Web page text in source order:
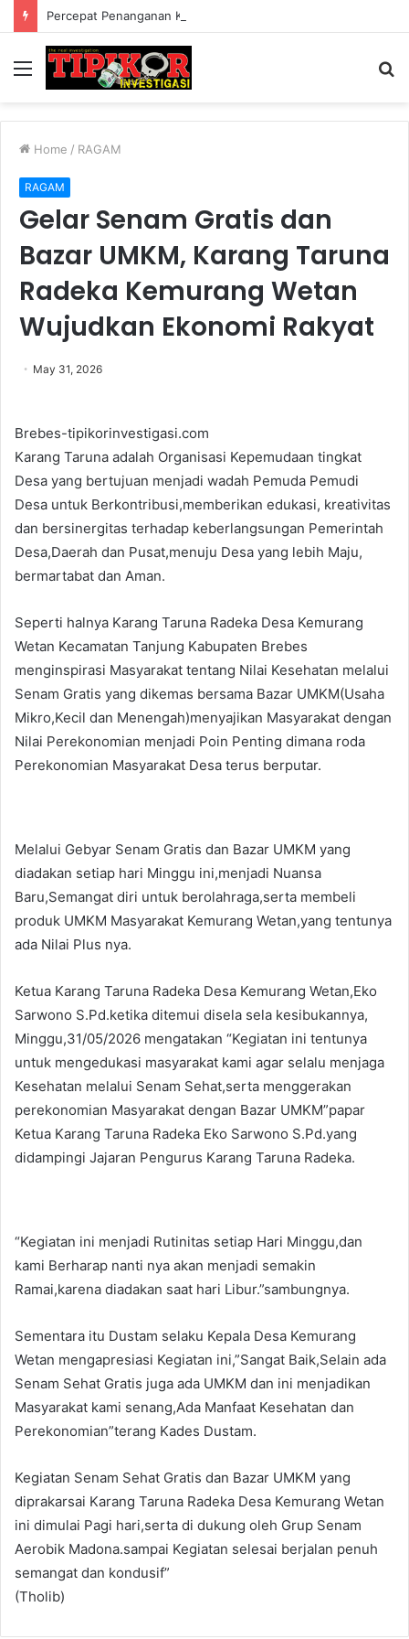
Menu
Home / RAGAM
RAGAM
Gelar Senam Gratis dan
Bazar UMKM, Karang Taruna
Radeka Kemurang Wetan
Wujudkan Ekonomi Rakyat
May 31, 2026
Brebes-tipikorinvestigasi.com
Karang Taruna adalah Organisasi Kepemudaan tingkat
Desa yang bertujuan menjadi wadah Pemuda Pemudi
Desa untuk Berkontribusi,memberikan edukasi, kreativitas
dan bersinergitas terhadap keberlangsungan Pemerintah
Desa,Daerah dan Pusat,menuju Desa yang lebih Maju,
bermartabat dan Aman.
Seperti halnya Karang Taruna Radeka Desa Kemurang
Wetan Kecamatan Tanjung Kabupaten Brebes
menginspirasi Masyarakat tentang Nilai Kesehatan melalui
Senam Gratis yang dikemas bersama Bazar UMKM(Usaha
Mikro,Kecil dan Menengah)menyajikan Masyarakat dengan
Nilai Perekonomian menjadi Poin Penting dimana roda
Perekonomian Masyarakat Desa terus berputar.
Melalui Gebyar Senam Gratis dan Bazar UMKM yang
diadakan setiap hari Minggu ini,menjadi Nuansa
Baru,Semangat diri untuk berolahraga,serta membeli
produk UMKM Masyarakat Kemurang Wetan,yang tentunya
ada Nilai Plus nya.
Ketua Karang Taruna Radeka Desa Kemurang Wetan,Eko
Sarwono S.Pd.ketika ditemui disela sela kesibukannya,
Minggu,31/05/2026 mengatakan “Kegiatan ini tentunya
untuk mengedukasi masyarakat kami agar selalu menjaga
Kesehatan melalui Senam Sehat,serta menggerakan
perekonomian Masyarakat dengan Bazar UMKM”papar
Ketua Karang Taruna Radeka Eko Sarwono S.Pd.yang
didampingi Jajaran Pengurus Karang Taruna Radeka.
“Kegiatan ini menjadi Rutinitas setiap Hari Minggu,dan
kami Berharap nanti nya akan menjadi semakin
Ramai,karena diadakan saat hari Libur.”sambungnya.
Sementara itu Dustam selaku Kepala Desa Kemurang
Wetan mengapresiasi Kegiatan ini,”Sangat Baik,Selain ada
Senam Sehat Gratis juga ada UMKM dan ini menjadikan
Masyarakat kami senang,Ada Manfaat Kesehatan dan
Perekonomian”terang Kades Dustam.
Kegiatan Senam Sehat Gratis dan Bazar UMKM yang
diprakarsai Karang Taruna Radeka Desa Kemurang Wetan
ini dimulai Pagi hari,serta di dukung oleh Grup Senam
Aerobik Madona.sampai Kegiatan selesai berjalan penuh
semangat dan kondusif”
(Tholib)